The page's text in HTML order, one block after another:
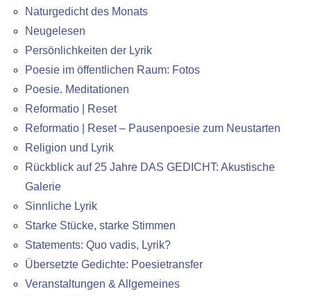
Naturgedicht des Monats
Neugelesen
Persönlichkeiten der Lyrik
Poesie im öffentlichen Raum: Fotos
Poesie. Meditationen
Reformatio | Reset
Reformatio | Reset – Pausenpoesie zum Neustarten
Religion und Lyrik
Rückblick auf 25 Jahre DAS GEDICHT: Akustische
Galerie
Sinnliche Lyrik
Starke Stücke, starke Stimmen
Statements: Quo vadis, Lyrik?
Übersetzte Gedichte: Poesietransfer
Veranstaltungen & Allgemeines